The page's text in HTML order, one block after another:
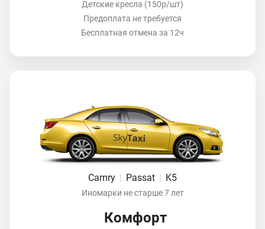
Детские кресла (150р/шт)
Предоплата не требуется
Бесплатная отмена за 12ч
Camry Passat K5
Иномарки не старше 7 лет
Комфорт